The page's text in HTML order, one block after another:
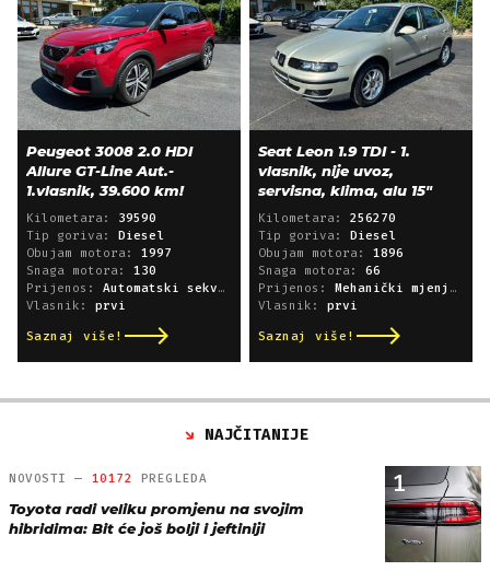
Peugeot 3008 2.0 HDI
Allure GT-Line Aut.-
1.vlasnik, 39.600 km!
Kilometara: 39590
Tip goriva: Diesel
Obujam motora: 1997
Snaga motora: 130
Prijenos: Automatski sekvencijski
Vlasnik: prvi
Saznaj više!
Seat Leon 1.9 TDI - 1.
vlasnik, nije uvoz,
servisna, klima, alu 15"
Kilometara: 256270
Tip goriva: Diesel
Obujam motora: 1896
Snaga motora: 66
Prijenos: Mehanički mjenjač
Vlasnik: prvi
Saznaj više!
NAJČITANIJE
1
NOVOSTI — 10172 PREGLEDA
Toyota radi veliku promjenu na svojim
hibridima: Bit će još bolji i jeftiniji